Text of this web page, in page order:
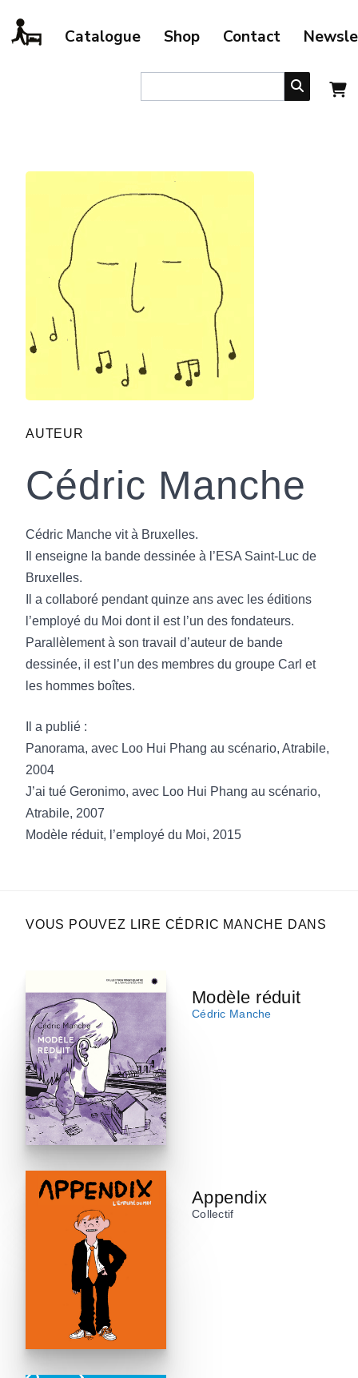
Catalogue Shop Contact
AUTEUR
Cédric Manche
Cédric Manche vit à Bruxelles.
Il enseigne la bande dessinée à l’ESA Saint-Luc de
Bruxelles.
Il a collaboré pendant quinze ans avec les éditions
l’employé du Moi dont il est l’un des fondateurs.
Parallèlement à son travail d’auteur de bande
dessinée, il est l’un des membres du groupe Carl et
les hommes boîtes.
Il a publié :
Panorama, avec Loo Hui Phang au scénario, Atrabile,
2004
J’ai tué Geronimo, avec Loo Hui Phang au scénario,
Atrabile, 2007
Modèle réduit, l’employé du Moi, 2015
VOUS POUVEZ LIRE CÉDRIC MANCHE DANS
Modèle réduit
Cédric Manche
Appendix
Collectif